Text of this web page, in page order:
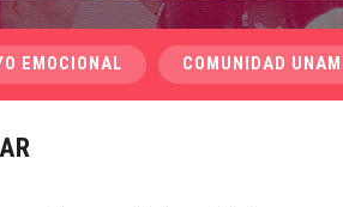
EMOCIONAL COMUNIDAD UNAM